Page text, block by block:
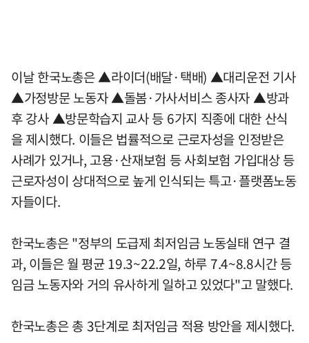
이날 한국노총은 ▲라이더(배달·택배) ▲대리운전 기사
▲가정방문 노동자 ▲돌봄·가사서비스 종사자 ▲방과
후 강사 ▲방문학습지 교사 등 6가지 직종에 대한 산식
을 제시했다. 이들은 법률적으로 근로자성을 인정받은
사례가 있거나, 고용·산재보험 등 사회보험 가입대상 등
근로자성이 상대적으로 높게 인식되는 특고·플랫폼노동
자들이다.
한국노총은 "정부의 도급제 최저임금 노동실태 연구 결
과, 이들은 월 평균 19.3~22.2일, 하루 7.4~8.8시간 등
임금 노동자와 거의 유사하게 일하고 있었다"고 말했다.
한국노총은 총 3단계로 최저임금 적용 방안을 제시했다.